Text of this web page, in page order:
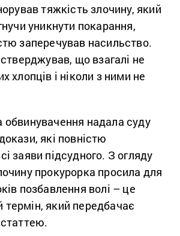
тяжкість злочину, який
уникнути покарання,
заперечував насильство.
що взагалі не
хлопців і ніколи з ними не
обвинувачення надала суду
які повністю
заяви підсудного. З огляду
прокурорка просила для
позбавлення волі – це
який передбачає